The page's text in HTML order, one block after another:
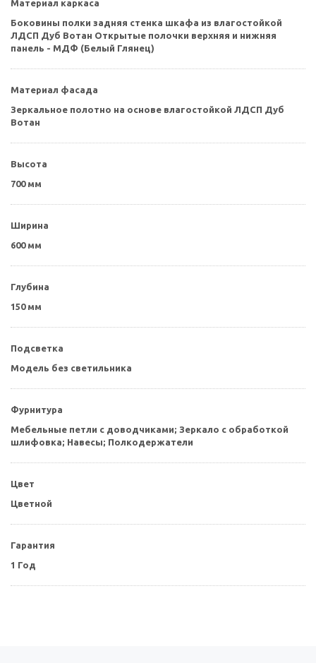
Материал каркаса
Боковины полки задняя стенка шкафа из влагостойкой
ЛДСП Дуб Вотан Открытые полочки верхняя и нижняя
панель - МДФ (Белый Глянец)
Материал фасада
Зеркальное полотно на основе влагостойкой ЛДСП Дуб
Вотан
Высота
700 мм
Ширина
600 мм
Глубина
150 мм
Подсветка
Модель без светильника
Фурнитура
Мебельные петли с доводчиками; Зеркало с обработкой
шлифовка; Навесы; Полкодержатели
Цвет
Цветной
Гарантия
1 Год